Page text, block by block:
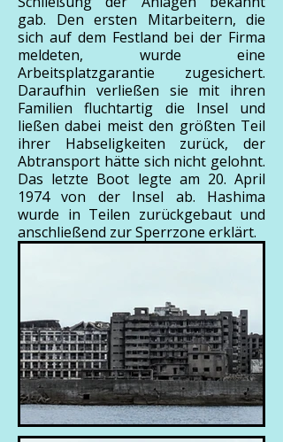
gab. Den ersten Mitarbeitern, die
sich auf dem Festland bei der Firma
meldeten, wurde eine
Arbeitsplatzgarantie zugesichert.
Daraufhin verließen sie mit ihren
Familien fluchtartig die Insel und
ließen dabei meist den größten Teil
ihrer Habseligkeiten zurück, der
Abtransport hätte sich nicht gelohnt.
Das letzte Boot legte am 20. April
1974 von der Insel ab. Hashima
wurde in Teilen zurückgebaut und
anschließend zur Sperrzone erklärt.